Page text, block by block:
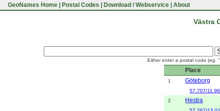
GeoNames Home Postal Codes Download / Webservice About
Västra
Either enter a postal code (eg.
Place
1 Göteborg
57.707/
2
Hestra